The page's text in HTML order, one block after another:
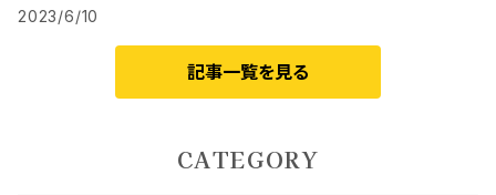
2023/6/10
記事一覧を見る
CATEGORY